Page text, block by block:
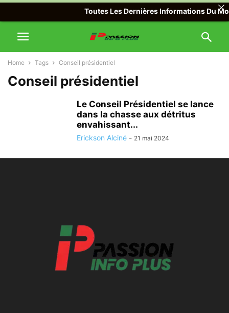
Home Tags Conseil présidentiel
Conseil présidentiel
Le Conseil Présidentiel se lance
dans la chasse aux détritus
envahissant...
Erickson Alciné - 21 mai 2024
Toutes Les Dernières Informations Du